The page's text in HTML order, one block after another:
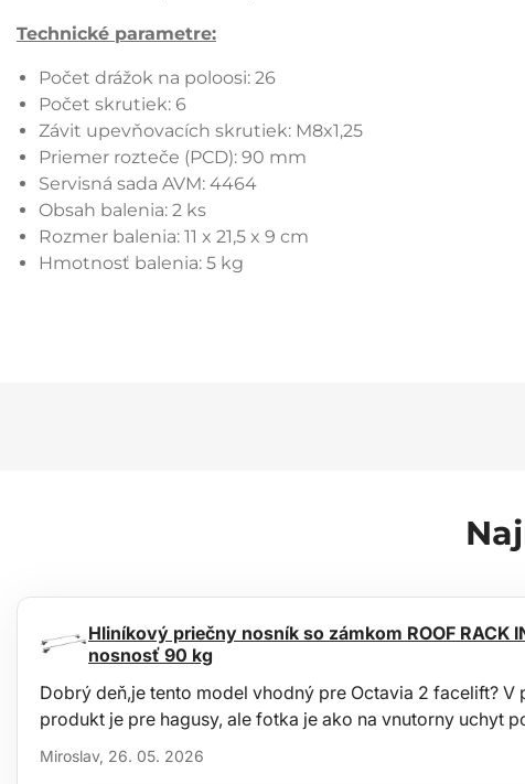
Technické parametre:
Počet drážok na poloosi: 26
Počet skrutiek: 6
Závit upevňovacích skrutiek: M8x1,25
Priemer rozteče (PCD): 90 mm
Servisná sada AVM: 4464
Obsah balenia: 2 ks
Rozmer balenia: 11 x 21,5 x 9 cm
Hmotnosť balenia: 5 kg
Hliníkový priečny nosník so zámkom ROOF RACK
nosnosť 90 kg
Dobrý deň,je tento model vhodný pre Octavia 2 facelift? V
produkt je pre hagusy, ale fotka je ako na vnutorny uchyt
Miroslav, 26. 05. 2026